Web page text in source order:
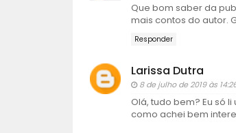
Que bom saber da
mais contos do autor.
Responder
Larissa Dutra
8 de julho de 2019 às
Olá, tudo bem? Eu só
como achei bem